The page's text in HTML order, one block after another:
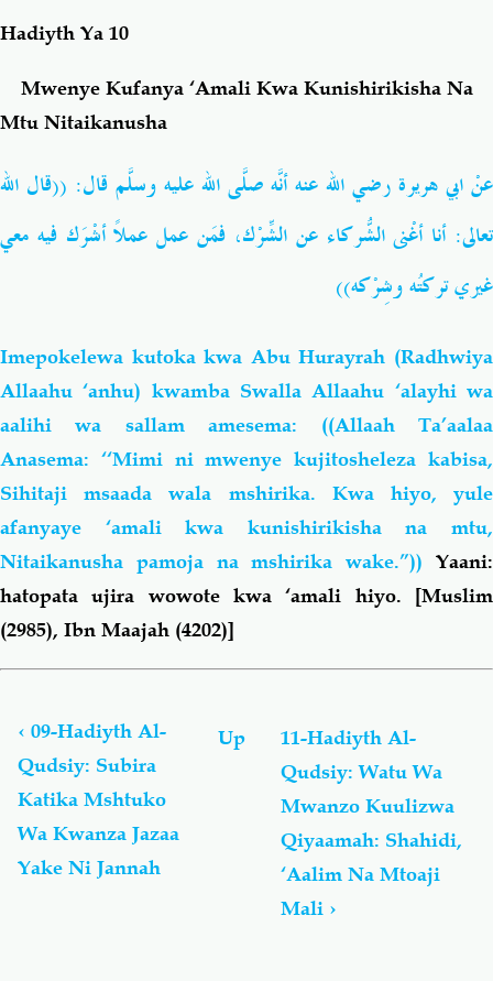
Salaf Wa Ummah
Fiqh-Ibaadah
Fataawa Za Ulamaa Kauli Za Salaf
Akhlaaq-Aadaab Raqaaiq
Chemsha Bongo Vitabu
Hadiyth Ya 10
Mwenye Kufanya ‘Amali Kwa Kunishirikisha Na
Mtu Nitaikanusha
عنْ ابي هريرة رضي الله عنه أنَّه صلَّى الله عليه وسلَّم قال: ((قال الله
تعالى:أنا أغْنى الشُّركاء عن الشِّرْك، فمَن عمل عملاً أشْرَك فيه معي
غيري تركتُه وشِرْكه))
Imepokelewa kutoka kwa Abu Hurayrah (Radhwiya
Allaahu ‘anhu) kwamba Swalla Allaahu ‘alayhi wa
aalihi wa sallam amesema: ((Allaah Ta’aalaa
Anasema: ‘‘Mimi ni mwenye kujitosheleza kabisa,
Sihitaji msaada wala mshirika. Kwa hiyo, yule
afanyaye ‘amali kwa kunishirikisha na mtu,
Nitaikanusha pamoja na mshirika wake.”)) Yaani:
hatopata ujira wowote kwa ‘amali hiyo. [Muslim
(2985), Ibn Maajah (4202)]
links
for
Al-
Ahaadiyth
Al-
‹ 09-Hadiyth Al-
Qudsiy: Subira
Katika Mshtuko
Wa Kwanza Jazaa
Yake Ni Jannah
Up
11-Hadiyth Al-
Qudsiy: Watu Wa
Mwanzo Kuulizwa
Qiyaamah: Shahidi,
‘Aalim Na Mtoaji
Mali ›